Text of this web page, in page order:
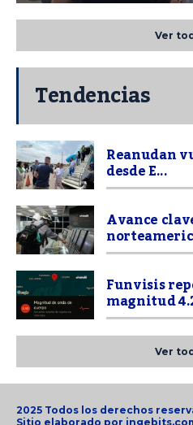
Ver
Tendencias
Reanudan
desde E...
Avance
Funvisis
magnitud
Ver
2025 Todos los derechos
Sitio elaborado por